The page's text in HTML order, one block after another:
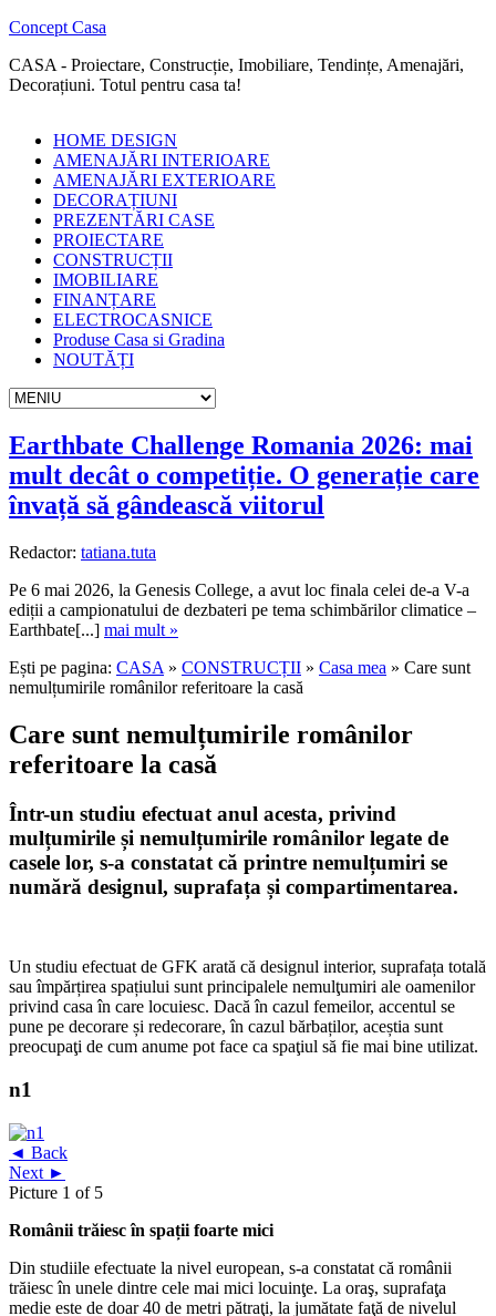
Concept Casa
CASA - Proiectare, Construcție, Imobiliare, Tendințe, Amenajări,
Decorațiuni. Totul pentru casa ta!
HOME DESIGN
AMENAJĂRI INTERIOARE
AMENAJĂRI EXTERIOARE
DECORAȚIUNI
PREZENTĂRI CASE
PROIECTARE
CONSTRUCȚII
IMOBILIARE
FINANȚARE
ELECTROCASNICE
Produse Casa si Gradina
NOUTĂȚI
Earthbate Challenge Romania 2026: mai
mult decât o competiție. O generație care
învață să gândească viitorul
Redactor: tatiana.tuta
Pe 6 mai 2026, la Genesis College, a avut loc finala celei de-a V-a
ediții a campionatului de dezbateri pe tema schimbărilor climatice –
Earthbate[...] mai mult »
Ești pe pagina: CASA » CONSTRUCȚII » Casa mea » Care sunt
nemulțumirile românilor referitoare la casă
Care sunt nemulțumirile românilor
referitoare la casă
Într-un studiu efectuat anul acesta, privind
mulțumirile și nemulțumirile românilor legate de
casele lor, s-a constatat că printre nemulțumiri se
numără designul, suprafața și compartimentarea.
Un studiu efectuat de GFK arată că designul interior, suprafața totală
sau împărțirea spațiului sunt principalele nemulţumiri ale oamenilor
privind casa în care locuiesc. Dacă în cazul femeilor, accentul se
pune pe decorare și redecorare, în cazul bărbaților, aceștia sunt
preocupaţi de cum anume pot face ca spaţiul să fie mai bine utilizat.
n1
◄ Back
Next ►
Picture 1 of 5
Românii trăiesc în spații foarte mici
Din studiile efectuate la nivel european, s-a constatat că românii
trăiesc în unele dintre cele mai mici locuinţe. La oraş, suprafaţa
medie este de doar 40 de metri pătraţi, la jumătate faţă de nivelul